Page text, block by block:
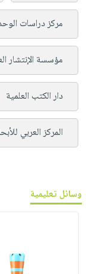
مركز دراسات
مؤسسة الإنتشار
دار الكتب العلمية
المركز العربي
وسائل تعليمية